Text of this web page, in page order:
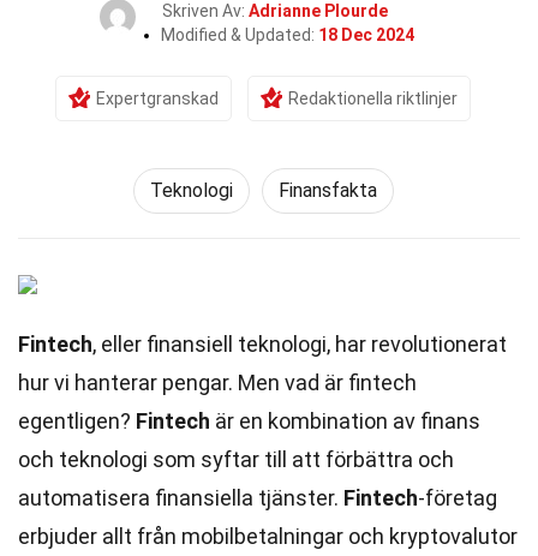
Skriven Av: Adrianne Plourde
Modified & Updated: 18 Dec 2024
Expertgranskad Redaktionella riktlinjer
Teknologi Finansfakta
Fintech, eller finansiell teknologi, har revolutionerat
hur vi hanterar pengar. Men vad är fintech
egentligen? Fintech är en kombination av finans
och teknologi som syftar till att förbättra och
automatisera finansiella tjänster. Fintech-företag
erbjuder allt från mobilbetalningar och kryptovalutor